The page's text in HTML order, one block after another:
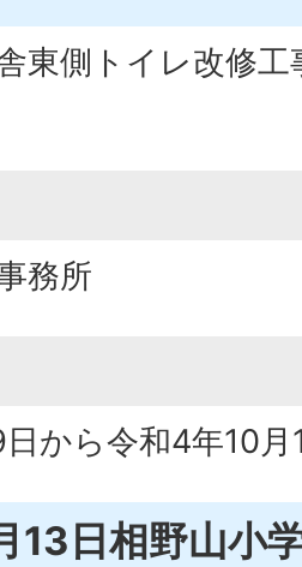
東側トイレ改修
務所
から令和4年10
13日相野山小